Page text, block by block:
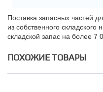
Поставка запасных частей
из собственного
складской запас на более 7
ПОХОЖИЕ ТОВАРЫ